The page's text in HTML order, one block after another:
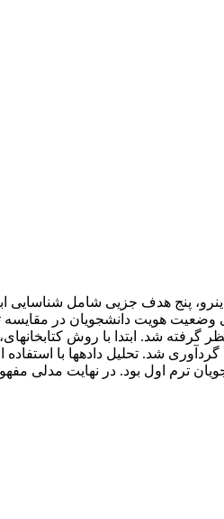
پنج هدف جزیی شامل شناسایی
ترم اول بود. در نهایت